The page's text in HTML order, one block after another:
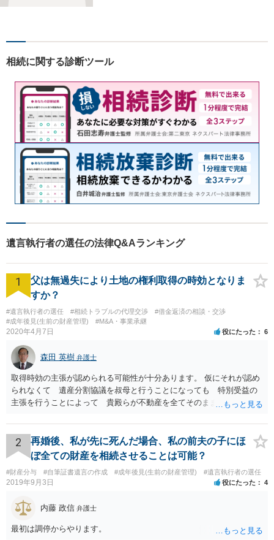
ど対応分野多数。お気軽にご
相続に関する診断ツール
遺言執行者の選任の法律Q&Aランキング
1
父は無過失により土地の権利取得の時効となりま
すか？
#遺言執行者の選任 #相続トラブルの代理交渉
#借金返済の相談・交渉
#成年後見(生前の財産管理)
#M&A・事業承継
2020年4月7日 役にたった 6
森田 英樹 弁護士
取得時効の主張が認められる可能性が十分あります。 仮にそれが認め
られなくて 遺産分割協議を叔母と行うことになっても 特別受益の
主張を行うことによって 貴殿らが不動産を全てそのまま取得できる
2
再婚後、私が先に死んだ場合、私の前夫の子にほ
ぼ全ての財産を相続させることは可能？
#財産分与 #自筆証書遺言の作成 #成年後見(生前の財産管理) #遺言執行者の選任
2019年9月3日 役にたった 4
内藤 政信 弁護士
最初は調停からやります。